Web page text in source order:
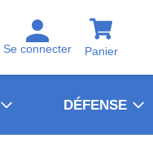
Se connecter Panier
DÉFENSE